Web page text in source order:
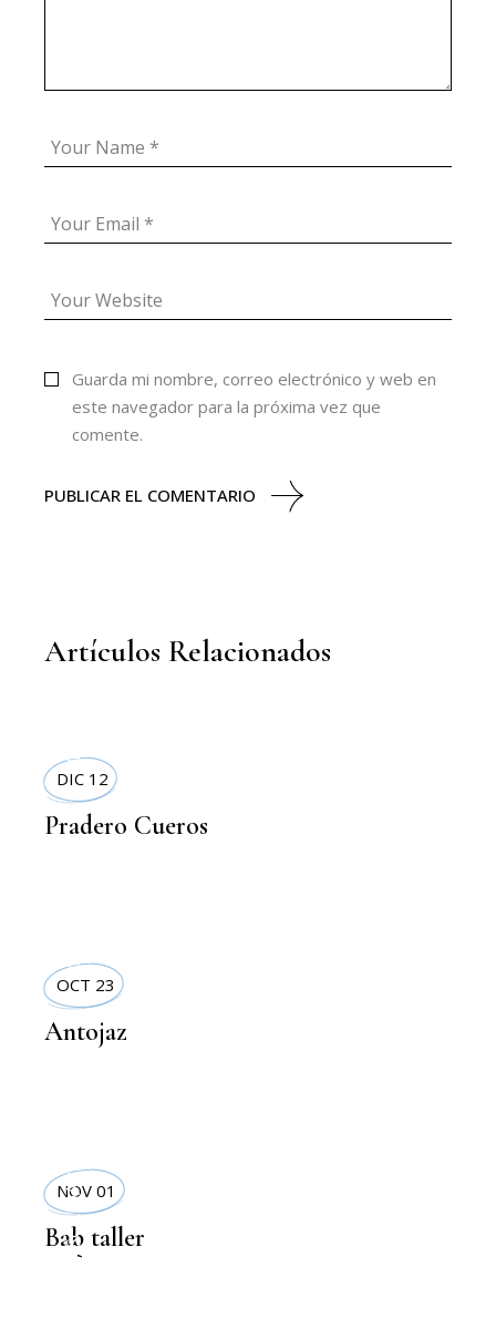
Guarda mi nombre, correo electrónico y web en
este navegador para la próxima vez que
comente.
PUBLICAR EL COMENTARIO
Artículos Relacionados
MODA
DIC 12
Pradero Cueros
MODA
OCT 23
Antojaz
,
SOLIDARIDAD
NOV 01
Bab taller